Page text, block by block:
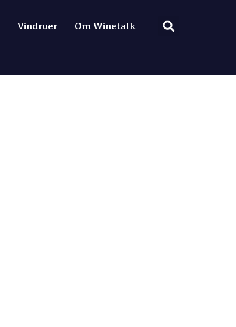
Vindruer Om Winetalk